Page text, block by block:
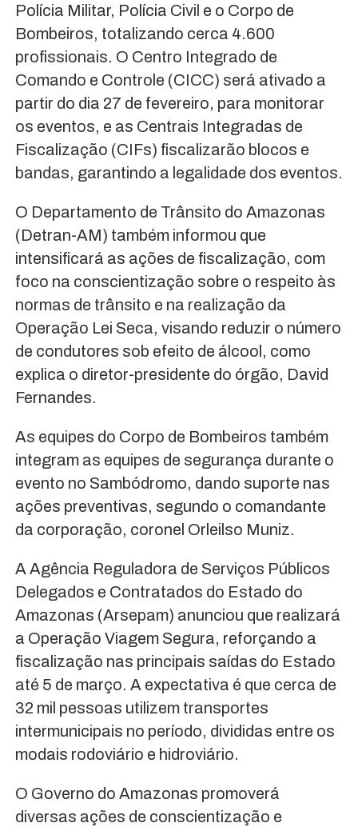
Polícia Militar, Polícia Civil e o Corpo de
Bombeiros, totalizando cerca 4.600
profissionais. O Centro Integrado de
Comando e Controle (CICC) será ativado a
partir do dia 27 de fevereiro, para monitorar
os eventos, e as Centrais Integradas de
Fiscalização (CIFs) fiscalizarão blocos e
bandas, garantindo a legalidade dos eventos.
O Departamento de Trânsito do Amazonas
(Detran-AM) também informou que
intensificará as ações de fiscalização, com
foco na conscientização sobre o respeito às
normas de trânsito e na realização da
Operação Lei Seca, visando reduzir o número
de condutores sob efeito de álcool, como
explica o diretor-presidente do órgão, David
Fernandes.
As equipes do Corpo de Bombeiros também
integram as equipes de segurança durante o
evento no Sambódromo, dando suporte nas
ações preventivas, segundo o comandante
da corporação, coronel Orleilso Muniz.
A Agência Reguladora de Serviços Públicos
Delegados e Contratados do Estado do
Amazonas (Arsepam) anunciou que realizará
a Operação Viagem Segura, reforçando a
fiscalização nas principais saídas do Estado
até 5 de março. A expectativa é que cerca de
32 mil pessoas utilizem transportes
intermunicipais no período, divididas entre os
modais rodoviário e hidroviário.
O Governo do Amazonas promoverá
diversas ações de conscientização e